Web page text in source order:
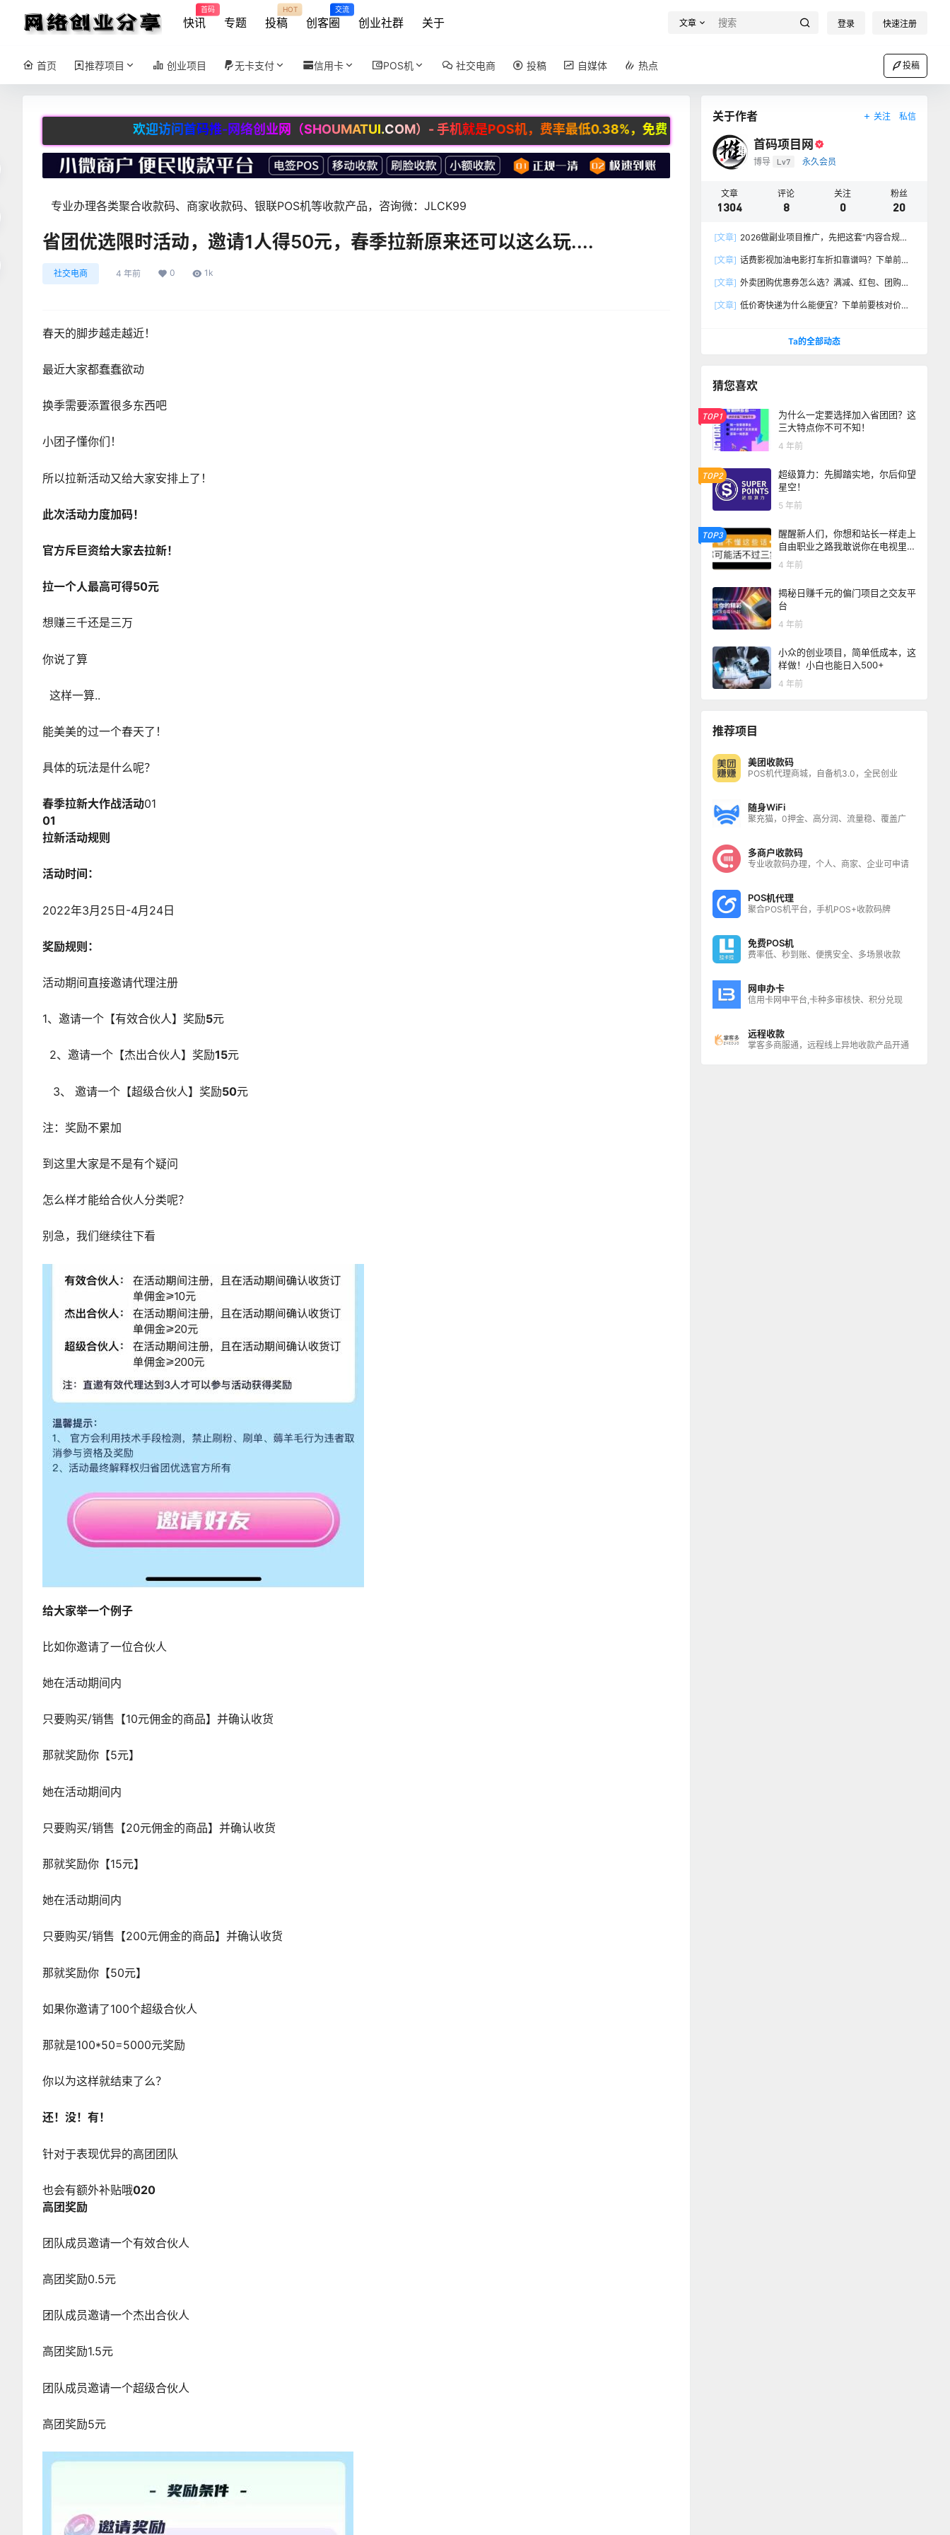
快讯
首码
专题 投稿
HOT
创客圈
交流
创业社群 关于 文章 登录 快速注册
首页 推荐项目 创业项目 无卡支付 信用卡 POS机 社交电商 投稿 自媒体 热点 投稿
欢迎访问首码推-网络创业网（SHOUMATUI.COM）- 手机就是POS机，费率最低0.38%，免费招代理，咨询微信：CJZS1024
专业办理各类聚合收款码、商家收款码、银联POS机等收款产品，咨询微：JLCK99
省团优选限时活动，邀请1人得50元，春季拉新原来还可以这么玩....
社交电商 4 年前 0 1k
春天的脚步越走越近！
最近大家都蠢蠢欲动
换季需要添置很多东西吧
小团子懂你们！
所以拉新活动又给大家安排上了！
此次活动力度加码！
官方斥巨资给大家去拉新！
拉一个人最高可得50元
想赚三千还是三万
你说了算
这样一算..
能美美的过一个春天了！
具体的玩法是什么呢？
春季拉新大作战活动01
01
拉新活动规则
活动时间：
2022年3月25日-4月24日
奖励规则：
活动期间直接邀请代理注册
1、邀请一个【有效合伙人】奖励5元
2、邀请一个【杰出合伙人】奖励15元
3、 邀请一个【超级合伙人】奖励50元
注：奖励不累加
到这里大家是不是有个疑问
怎么样才能给合伙人分类呢？
别急，我们继续往下看
给大家举一个例子
比如你邀请了一位合伙人
她在活动期间内
只要购买/销售【10元佣金的商品】并确认收货
那就奖励你【5元】
她在活动期间内
只要购买/销售【20元佣金的商品】并确认收货
那就奖励你【15元】
她在活动期间内
只要购买/销售【200元佣金的商品】并确认收货
那就奖励你【50元】
如果你邀请了100个超级合伙人
那就是100*50=5000元奖励
你以为这样就结束了么？
还！没！有！
针对于表现优异的高团团队
也会有额外补贴哦020
高团奖励
团队成员邀请一个有效合伙人
高团奖励0.5元
团队成员邀请一个杰出合伙人
高团奖励1.5元
团队成员邀请一个超级合伙人
高团奖励5元
关于作者 关注 私信
首码项目网
博导 Lv7 永久会员
文章
1304
评论
8
关注
0
粉丝
20
[文章] 2026做副业项目推广，先把这套“内容合规台
[文章] 话费影视加油电影打车折扣靠谱吗？下单前核
[文章] 外卖团购优惠券怎么选？满减、红包、团购券
[文章] 低价寄快递为什么能便宜？下单前要核对价
Ta的全部动态
猜您喜欢
TOP1
为什么一定要选择加入省团团？这
三大特点你不可不知！
4 年前
TOP2
超级算力：先脚踏实地，尔后仰望
星空！
5 年前
TOP3
醒醒新人们，你想和站长一样走上
自由职业之路我敢说你在电视里活
不过三集
4 年前
揭秘日赚千元的偏门项目之交友平
台
4 年前
小众的创业项目，简单低成本，这
样做！小白也能日入500+
4 年前
推荐项目
美团收款码
POS机代理商城，自备机3.0，全民创业
随身WiFi
聚充猫，0押金、高分润、流量稳、覆盖广
多商户收款码
专业收款码办理，个人、商家、企业可申请
POS机代理
聚合POS机平台，手机POS+收款码牌
免费POS机
费率低、秒到账、便携安全、多场景收款
网申办卡
信用卡网申平台,卡种多审核快、积分兑现
远程收款
掌客多商服通，远程线上异地收款产品开通